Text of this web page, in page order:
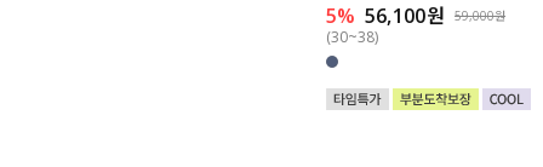
5% 56,100원 59,000원
(30~38)